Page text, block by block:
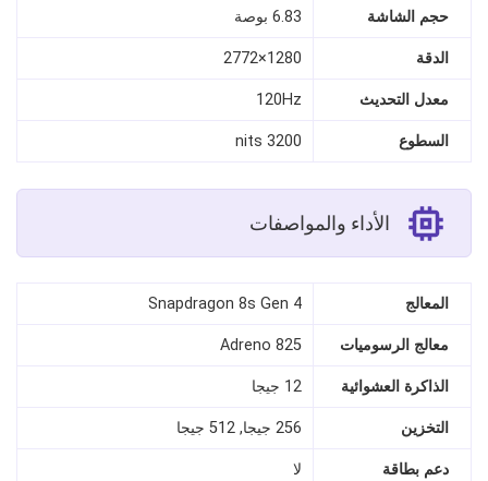
حجم الشاشة 6.83 بوصة
الدقة 1280×2772
معدل التحديث 120Hz
السطوع 3200 nits
الأداء والمواصفات
المعالج Snapdragon 8s Gen 4
معالج الرسوميات Adreno 825
الذاكرة العشوائية 12 جيجا
التخزين 256 جيجا, 512 جيجا
دعم بطاقة
لا